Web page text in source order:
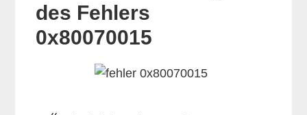
des Fehlers
0x80070015